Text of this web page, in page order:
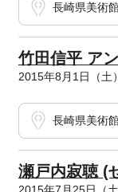
長崎県美術
竹田信平 ア
2015年8月1日（土
長崎県美術
瀬戸内寂聴 (